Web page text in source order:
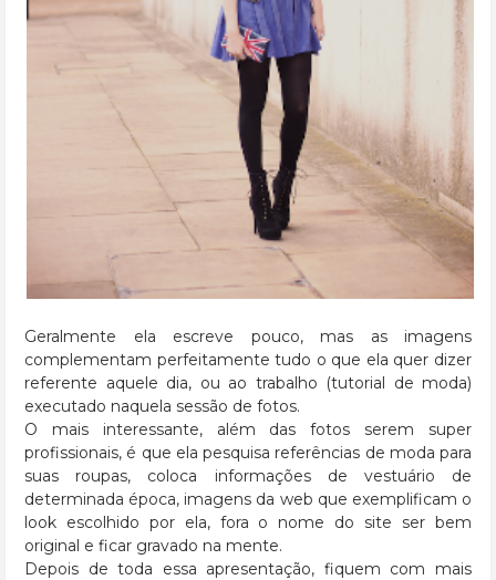
Geralmente ela escreve pouco, mas as imagens
complementam perfeitamente tudo o que ela quer dizer
referente aquele dia, ou ao trabalho (tutorial de moda)
executado naquela sessão de fotos.
O mais interessante, além das fotos serem super
profissionais, é que ela pesquisa referências de moda para
suas roupas, coloca informações de vestuário de
determinada época, imagens da web que exemplificam o
look escolhido por ela, fora o nome do site ser bem
original e ficar gravado na mente.
Depois de toda essa apresentação, fiquem com mais